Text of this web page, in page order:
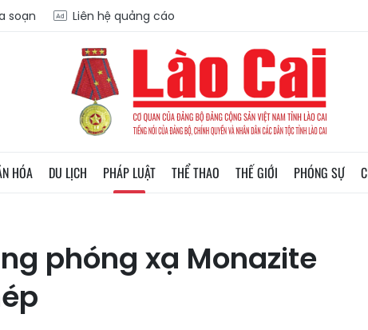
soạn Liên hệ quảng cáo
HÓA DU LỊCH PHÁP LUẬT THỂ THAO THẾ GIỚI PHÓNG SỰ
phóng xạ Monazite